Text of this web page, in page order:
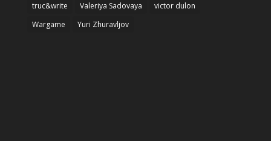
truc&write
Valeriya Sadovaya
victor dulon
Wargame
Yuri Zhuravljov